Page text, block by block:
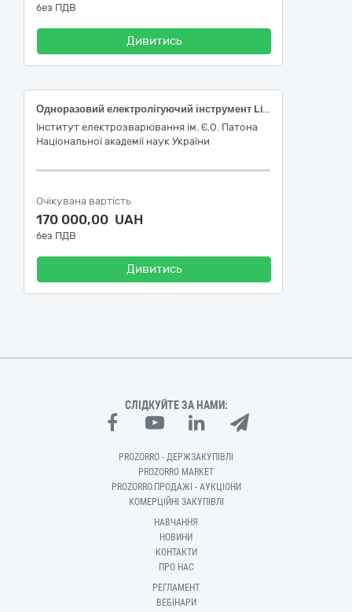
без ПДВ
Дивитись
Одноразовий електролігуючий інструмент LigaSure (LF1212) для різання/лігування для відкритої хірургії; Одноразовий електролігуючий інструмент LigaSure (LF2019) для різання/лігування для відкритої хірургії
Інститут електрозварювання ім. Є.О. Патона
Національної академії наук України
Очікувана вартість
170 000,00 UAH
без ПДВ
Дивитись
СЛІДКУЙТЕ ЗА НАМИ:
PROZORRO - ДЕРЖЗАКУПІВЛІ
PROZORRO MARKET
PROZORRO.ПРОДАЖІ - АУКЦІОНИ
КОМЕРЦІЙНІ ЗАКУПІВЛІ
НАВЧАННЯ
НОВИНИ
КОНТАКТИ
ПРО НАС
РЕГЛАМЕНТ
ВЕБІНАРИ